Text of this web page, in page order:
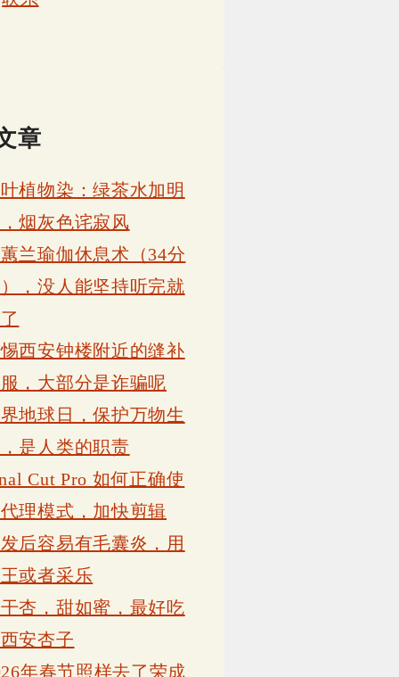
章
植物染：绿茶水加明
烟灰色诧寂风
兰瑜伽休息术（34分
，没人能坚持听完就
西安钟楼附近的缝补
，大部分是诈骗呢
地球日，保护万物生
是人类的职责
Cut Pro 如何正确使
理模式，加快剪辑
后容易有毛囊炎，用
或者采乐
杏，甜如蜜，最好吃
安杏子
年春节照样去了荣成